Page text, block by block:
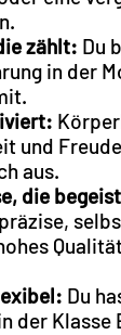
zählt: Du
in der
und
aus.
die
Du
der Klasse